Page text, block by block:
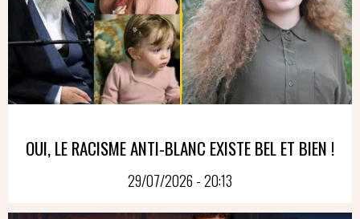
OUI, LE RACISME ANTI-BLANC EXISTE BEL ET BIEN !
29/07/2026 - 20:13